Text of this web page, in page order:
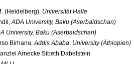
(Heidelberg), Universität Halle
ADA University, Baku (Aserbaidschan)
University, Baku (Aserbaidschan)
Birhanu,Addis Ababa University (Äthiopien)
Arnecke Sibeth Dabelstein